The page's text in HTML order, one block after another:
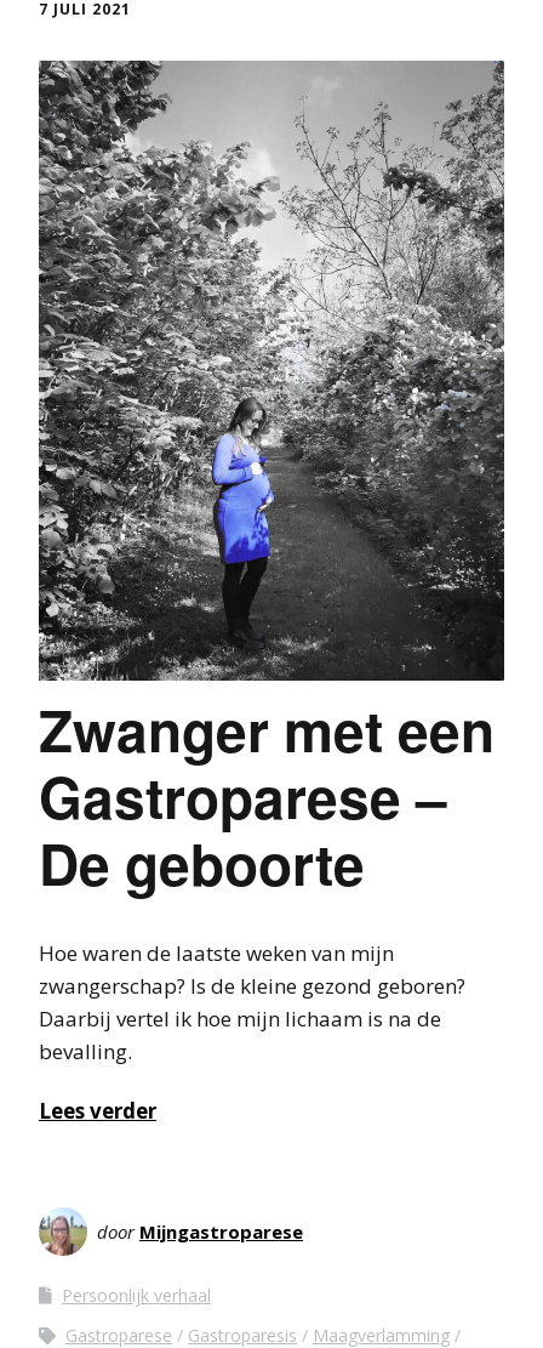
7 JULI 2021
Zwanger met een
Gastroparese –
De geboorte
Hoe waren de laatste weken van mijn
zwangerschap? Is de kleine gezond geboren?
Daarbij vertel ik hoe mijn lichaam is na de
bevalling.
Lees verder
door Mijngastroparese
Persoonlijk verhaal
Gastroparese
Gastroparesis
Maagverlamming